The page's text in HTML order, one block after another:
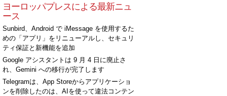
ヨーロッパプレスによる最新ニュ
ース
Sunbird、Android で iMessage を使用するた
めの「アプリ」をリニューアルし、セキュリ
ティ保証と新機能を追加
Google アシスタントは 9 月 4 日に廃止さ
れ、Gemini への移行が完了します
Telegramは、App Storeからアプリケーショ
ンを削除したのは、AIを使って違法コンテン